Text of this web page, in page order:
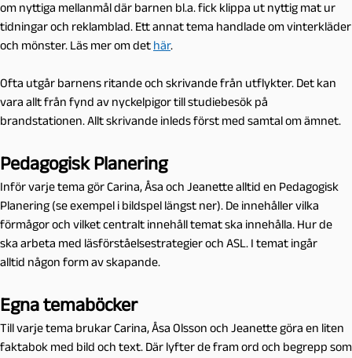
om nyttiga mellanmål där barnen bl.a. fick klippa ut nyttig mat ur
tidningar och reklamblad. Ett annat tema handlade om vinterkläder
och mönster. Läs mer om det här.
Ofta utgår barnens ritande och skrivande från utflykter. Det kan
vara allt från fynd av nyckelpigor till studiebesök på
brandstationen. Allt skrivande inleds först med samtal om ämnet.
Pedagogisk Planering
Inför varje tema gör Carina, Åsa och Jeanette alltid en Pedagogisk
Planering (se exempel i bildspel längst ner). De innehåller vilka
förmågor och vilket centralt innehåll temat ska innehålla. Hur de
ska arbeta med läsförståelsestrategier och ASL. I temat ingår
alltid någon form av skapande.
Egna temaböcker
Till varje tema brukar Carina, Åsa Olsson och Jeanette göra en liten
faktabok med bild och text. Där lyfter de fram ord och begrepp som